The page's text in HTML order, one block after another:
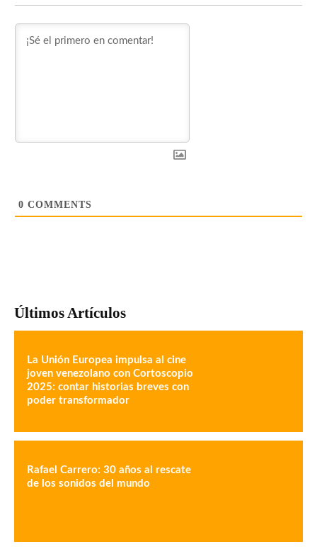
0 COMMENTS
Últimos Artículos
La Unión Europea impulsa al cine
joven venezolano con Cortoscopio
2025: contar historias breves con
poder transformador
Rafael Carrero: 30 años al rescate
de los sonidos del mundo